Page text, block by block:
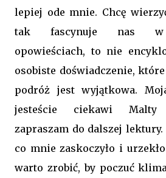
lepiej ode mnie. Chcę
tak fascynuje nas w
opowieściach, to nie
osobiste doświadczenie,
podróż jest wyjątkowa.
jesteście ciekawi
zapraszam do dalszej
co mnie zaskoczyło i
warto zrobić, by poczuć